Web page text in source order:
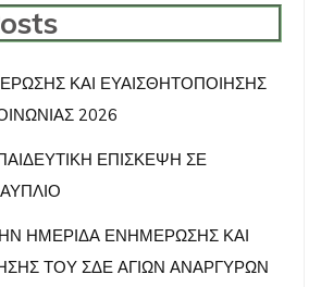
ΚΑΙ ΕΥΑΙΣΘΗΤΟΠΟΙΗΣΗΣ
2026
ΕΠΙΣΚΕΨΗ ΣΕ
ΗΜΕΡΙΔΑ ΕΝΗΜΕΡΩΣΗΣ ΚΑΙ
ΤΟΥ ΣΔΕ ΑΓΙΩΝ ΑΝΑΡΓΥΡΩΝ